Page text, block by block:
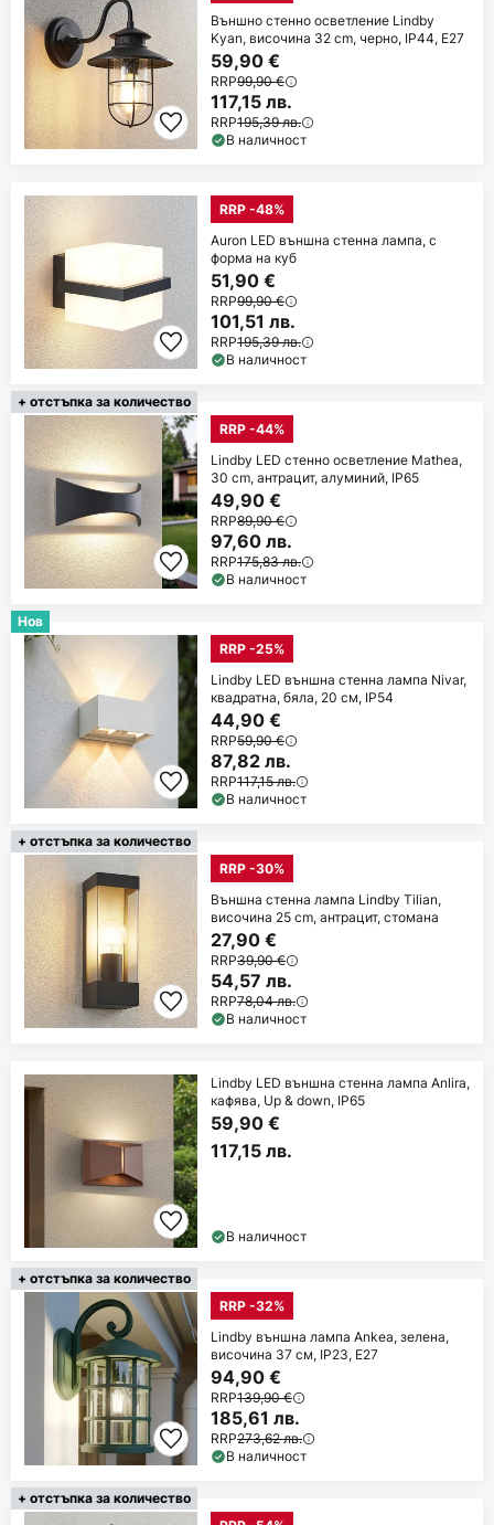
Външно стенно осветление Lindby
Kyan, височина 32 cm, черно, IP44, E27
59,90 €
RRP99,90 €
117,15 лв.
RRP195,39 лв.
В наличност
RRP -48%
Auron LED външна стенна лампа, с
форма на куб
51,90 €
RRP99,90 €
101,51 лв.
RRP195,39 лв.
В наличност
+ отстъпка за количество
RRP -44%
Lindby LED стенно осветление Mathea,
30 cm, антрацит, алуминий, IP65
49,90 €
RRP89,90 €
97,60 лв.
RRP175,83 лв.
В наличност
Нов
RRP -25%
Lindby LED външна стенна лампа Nivar,
квадратна, бяла, 20 см, IP54
44,90 €
RRP59,90 €
87,82 лв.
RRP117,15 лв.
В наличност
+ отстъпка за количество
RRP -30%
Външна стенна лампа Lindby Tilian,
височина 25 cm, антрацит, стомана
27,90 €
RRP39,90 €
54,57 лв.
RRP78,04 лв.
В наличност
Lindby LED външна стенна лампа Anlira,
кафява, Up & down, IP65
59,90 €
117,15 лв.
В наличност
+ отстъпка за количество
RRP -32%
Lindby външна лампа Ankea, зелена,
височина 37 см, IP23, E27
94,90 €
RRP139,90 €
185,61 лв.
RRP273,62 лв.
В наличност
+ отстъпка за количество